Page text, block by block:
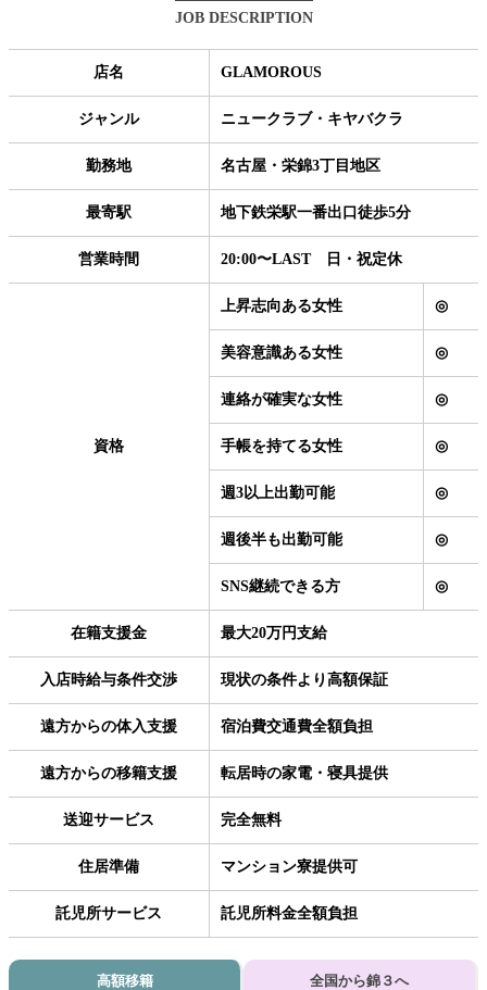
JOB DESCRIPTION
店名 GLAMOROUS
ジャンル ニュークラブ・キヤバクラ
勤務地 名古屋・栄錦3丁目地区
最寄駅 地下鉄栄駅一番出口徒歩5分
営業時間 20:00〜LAST 日・祝定休
資格
上昇志向ある女性 ◎
美容意識ある女性 ◎
連絡が確実な女性 ◎
手帳を持てる女性 ◎
週3以上出勤可能 ◎
週後半も出勤可能 ◎
SNS継続できる方 ◎
在籍支援金 最大20万円支給
入店時給与条件交渉 現状の条件より高額保証
遠方からの体入支援 宿泊費交通費全額負担
遠方からの移籍支援 転居時の家電・寝具提供
送迎サービス 完全無料
住居準備 マンション寮提供可
託児所サービス 託児所料金全額負担
高額移籍
全国から錦３へ